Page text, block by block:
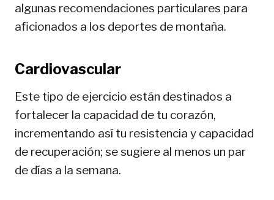
algunas recomendaciones particulares para
aficionados a los deportes de montaña.
Cardiovascular
Este tipo de ejercicio están destinados a
fortalecer la capacidad de tu corazón,
incrementando así tu resistencia y capacidad
de recuperación; se sugiere al menos un par
de días a la semana.